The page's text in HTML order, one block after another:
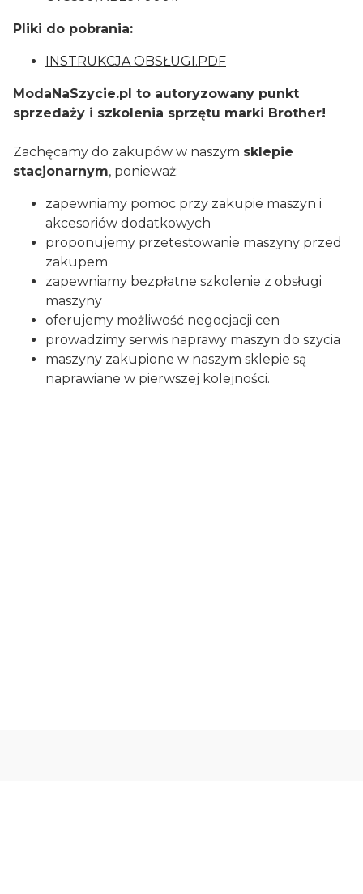
Pliki do pobrania:
INSTRUKCJA OBSŁUGI.PDF
ModaNaSzycie.pl to autoryzowany punkt
sprzedaży i szkolenia sprzętu marki Brother!
Zachęcamy do zakupów w naszym sklepie
stacjonarnym, ponieważ:
zapewniamy pomoc przy zakupie maszyn i
akcesoriów dodatkowych
proponujemy przetestowanie maszyny przed
zakupem
zapewniamy bezpłatne szkolenie z obsługi
maszyny
oferujemy możliwość negocjacji cen
prowadzimy serwis naprawy maszyn do szycia
maszyny zakupione w naszym sklepie są
naprawiane w pierwszej kolejności.